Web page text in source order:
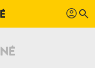
profil search